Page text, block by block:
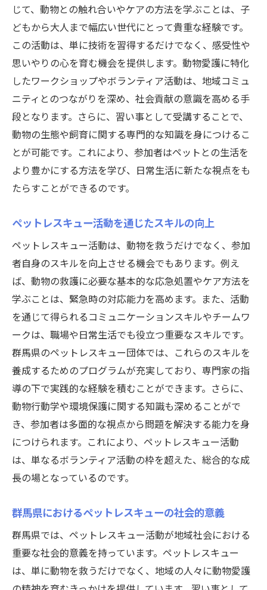
の構築
群馬県での新たなライフスタイルの提案
動物と人間の共生を促進する教育の重要性
地域社会に根ざした習い事の意義
動物愛護と習い事の融合群馬県で始まる新たな
動物愛護活動の社会的インパクト
習い事を通じた動物愛護の実践例
群馬県での動物福祉プロジェクト
ペットレスキューと教育機関の協力関係
新しい教育モデルとしてのペットレスキュ
ー
ペットレスキューが群馬県の習い事に与える影
響と展望
地域社会への影響とその広がり
ペットレスキュー活動の未来展望
群馬県での習い事としての成長可能性
動物保護活動のグローバル展開
習い事を通じた地域活性化の事例
ペットレスキューが切り開く新たな学びの
文化
群馬県でのペットレスキュー体験が習い事とし
て人気を集める
体験型学習としての革新性
ペットレスキュー体験がもたらす感動と学
び
地域イベントでの人気プログラム
群馬県内でのペットレスキューの成功事例
参加者の成長を促す体験型プログラム
じて、動物との触れ合いやケアの方法を学ぶことは、子
どもから大人まで幅広い世代にとって貴重な経験です。
この活動は、単に技術を習得するだけでなく、感受性や
思いやりの心を育む機会を提供します。動物愛護に特化
したワークショップやボランティア活動は、地域コミュ
ニティとのつながりを深め、社会貢献の意識を高める手
段となります。さらに、習い事として受講することで、
動物の生態や飼育に関する専門的な知識を身につけるこ
とが可能です。これにより、参加者はペットとの生活を
より豊かにする方法を学び、日常生活に新たな視点をも
たらすことができるのです。
ペットレスキュー活動を通じたスキルの向上
ペットレスキュー活動は、動物を救うだけでなく、参加
者自身のスキルを向上させる機会でもあります。例え
ば、動物の救護に必要な基本的な応急処置やケア方法を
学ぶことは、緊急時の対応能力を高めます。また、活動
を通じて得られるコミュニケーションスキルやチームワ
ークは、職場や日常生活でも役立つ重要なスキルです。
群馬県のペットレスキュー団体では、これらのスキルを
養成するためのプログラムが充実しており、専門家の指
導の下で実践的な経験を積むことができます。さらに、
動物行動学や環境保護に関する知識も深めることがで
き、参加者は多面的な視点から問題を解決する能力を身
につけられます。これにより、ペットレスキュー活動
は、単なるボランティア活動の枠を超えた、総合的な成
長の場となっているのです。
群馬県におけるペットレスキューの社会的意義
群馬県では、ペットレスキュー活動が地域社会における
重要な社会的意義を持っています。ペットレスキュー
は、単に動物を救うだけでなく、地域の人々に動物愛護